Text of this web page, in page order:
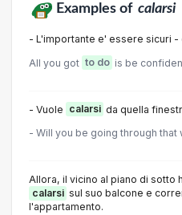
Examples of calarsi
- L'importante e' essere sicuri -
All you got to do is be
- Vuole calarsi da quella
- Will you be going through that
Allora, il vicino al piano di sotto
calarsi sul suo balcone e
l'appartamento.